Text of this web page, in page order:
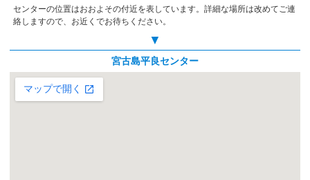
センターの位置はおおよその付近を表しています。詳細な場所は改めてご連
絡しますので、お近くでお待ちください。
▼
宮古島平良センター